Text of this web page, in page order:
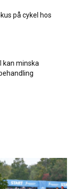
på cykel hos
kan minska